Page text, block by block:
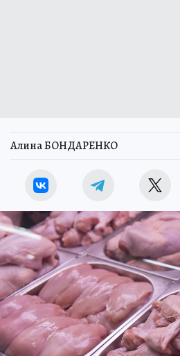
Алина БОНДАРЕНКО